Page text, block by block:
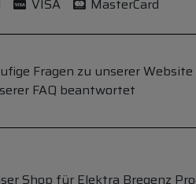
VISA MasterCard
Fragen zu unserer
FAQ beantwortet
Shop für Elektra Bregenz